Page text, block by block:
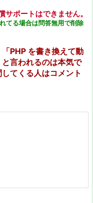
ポートはできません。
てる場合は問答無用で削除
PHP を書き換えて動
言われるのは本気で
てくる人はコメント